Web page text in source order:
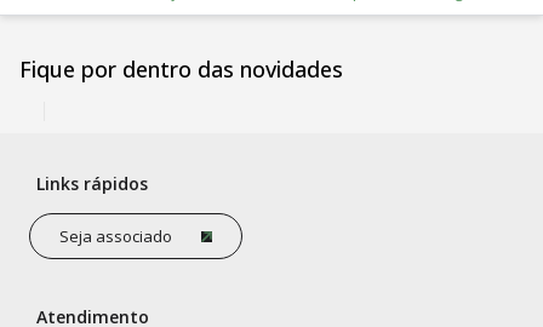
Fique por dentro das novidades
Links rápidos
Seja associado
Atendimento